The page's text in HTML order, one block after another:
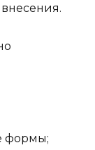
формы;